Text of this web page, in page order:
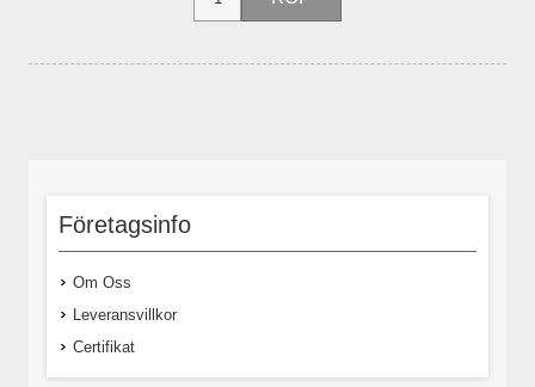
Företagsinfo
Om Oss
Leveransvillkor
Certifikat